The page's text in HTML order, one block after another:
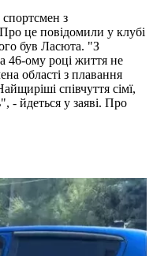
з
це повідомили у клубі
був Ласюта. "З
46-ому році життя не
області з плавання
співчуття сімї,
- йдеться у заяві. Про